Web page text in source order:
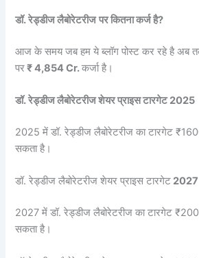
डॉ. रेड्डीज लैबोरेटरीज पर कितना कर्ज है?
आज के समय जब हम ये ब्लॉग पोस्ट कर रहे है अब
पर₹ 4,854 Cr.कर्जा है।
डॉ. रेड्डीज लैबोरेटरीज शेयर प्राइस टारगेट 2025
2025 में डॉ. रेड्डीज लैबोरेटरीज का टारगेट
सकता है।
डॉ. रेड्डीज लैबोरेटरीज शेयर प्राइस टारगेट 2027
2027 में डॉ. रेड्डीज लैबोरेटरीज का टारगेट
सकता है।